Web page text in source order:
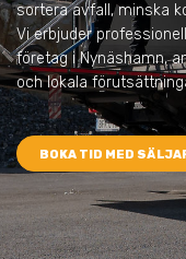
sortera avfall, minska
Vi erbjuder
företag i Nynäshamn,
och lokala
BOKA TID MED